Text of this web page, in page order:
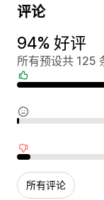
评论
94% 好评
所有预设共 125
好评
中评
差评
所有评论